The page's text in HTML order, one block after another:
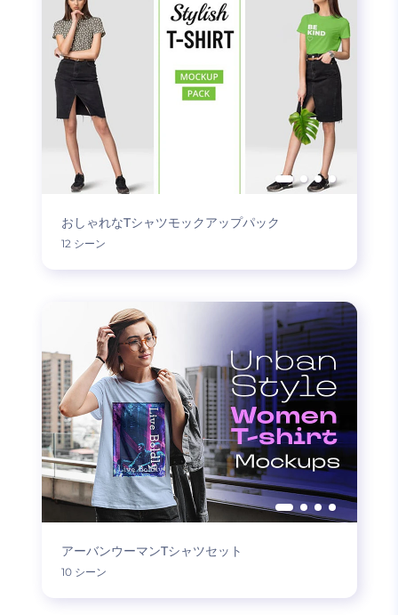
おしゃれなTシャツモックアップパック
12 シーン
アーバンウーマンTシャツセット
10 シーン